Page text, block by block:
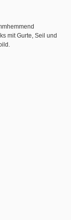
mit Gurte, Seil und